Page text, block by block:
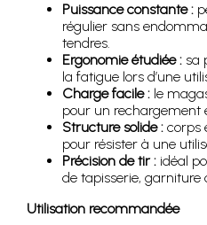
Puissance constante :
régulier sans
tendres.
Ergonomie étudiée : sa
la fatigue lors d’une
Charge facile : le
pour un rechargement
Structure solide : corps
pour résister à une
Précision de tir : idéal
de tapisserie, garniture
Utilisation recommandée